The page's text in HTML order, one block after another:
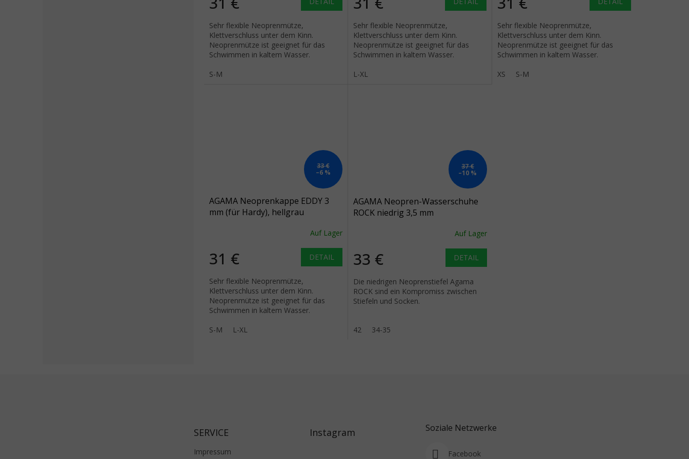
Sehr flexible Neoprenmütze,
Klettverschluss unter dem Kinn.
Neoprenmütze ist geeignet für das
Schwimmen in kaltem Wasser.
S-M
Sehr flexible Neoprenmütze,
Klettverschluss unter dem Kinn.
Neoprenmütze ist geeignet für das
Schwimmen in kaltem Wasser.
L-XL
Sehr flexible Neoprenmütze,
Klettverschluss unter dem Kinn.
Neoprenmütze ist geeignet für das
Schwimmen in kaltem Wasser.
XS
S-M
33 €
–6 %
AGAMA Neoprenkappe EDDY 3
mm (für Hardy), hellgrau
Auf Lager
31 € DETAIL
Sehr flexible Neoprenmütze,
Klettverschluss unter dem Kinn.
Neoprenmütze ist geeignet für das
Schwimmen in kaltem Wasser.
S-M
L-XL
37 €
–10 %
AGAMA Neopren-Wasserschuhe
ROCK niedrig 3,5 mm
Auf Lager
33 € DETAIL
Die niedrigen Neoprenstiefel Agama
ROCK sind ein Kompromiss zwischen
Stiefeln und Socken.
42 34-35
SERVICE
Impressum
Instagram Soziale Netzwerke
Facebook